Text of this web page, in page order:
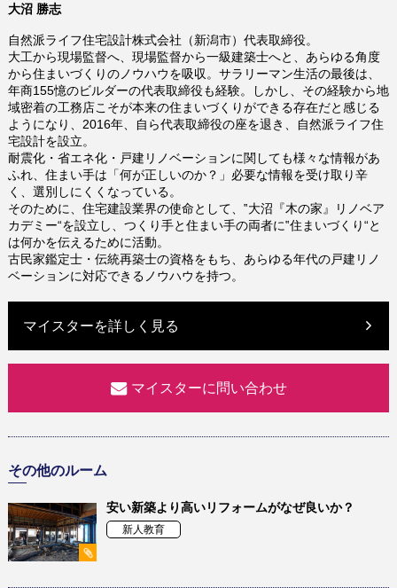
大沼 勝志
自然派ライフ住宅設計株式会社（新潟市）代表取締役。
大工から現場監督へ、現場監督から一級建築士へと、あらゆる角度
から住まいづくりのノウハウを吸収。サラリーマン生活の最後は、
年商155憶のビルダーの代表取締役も経験。しかし、その経験から地
域密着の工務店こそが本来の住まいづくりができる存在だと感じる
ようになり、2016年、自ら代表取締役の座を退き、自然派ライフ住
宅設計を設立。
耐震化・省エネ化・戸建リノベーションに関しても様々な情報があ
ふれ、住まい手は「何が正しいのか？」必要な情報を受け取り辛
く、選別しにくくなっている。
そのために、住宅建設業界の使命として、‟大沼『木の家』リノベア
カデミー“を設立し、つくり手と住まい手の両者に‟住まいづくり“と
は何かを伝えるために活動。
古民家鑑定士・伝統再築士の資格をもち、あらゆる年代の戸建リノ
ベーションに対応できるノウハウを持つ。
マイスターを詳しく見る
マイスターに問い合わせ
その他のルーム
安い新築より高いリフォームがなぜ良いか？
新人教育